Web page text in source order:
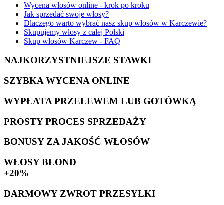
Wycena włosów online - krok po kroku
Jak sprzedać swoje włosy?
Dlaczego warto wybrać nasz skup włosów w Karczewie?
Skupujemy włosy z całej Polski
Skup włosów Karczew - FAQ
NAJKORZYSTNIEJSZE STAWKI
SZYBKA WYCENA ONLINE
WYPŁATA PRZELEWEM LUB GOTÓWKĄ
PROSTY PROCES SPRZEDAŻY
BONUSY ZA JAKOŚĆ WŁOSÓW
WŁOSY BLOND
+20%
DARMOWY ZWROT PRZESYŁKI